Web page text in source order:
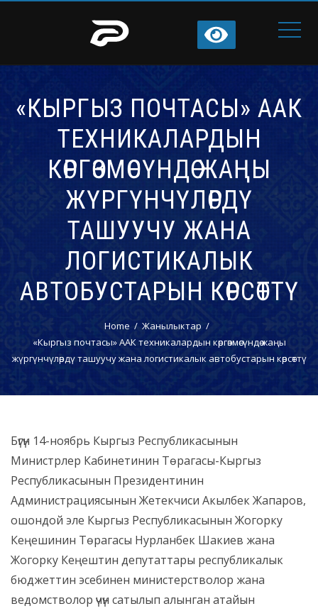
«КЫРГЫЗ ПОЧТАСЫ» ААК
ТЕХНИКАЛАРДЫН
КӨРГӨЗМӨСҮНДӨ ЖАҢЫ
ЖҮРГҮНЧҮЛӨРДҮ
ТАШУУЧУ ЖАНА
ЛОГИСТИКАЛЫК
АВТОБУСТАРЫН КӨРСӨТТҮ
Home
Жанылыктар
«Кыргыз почтасы» ААК техникалардын көргөзмөсүндө жаңы
жүргүнчүлөрдү ташуучу жана логистикалык автобустарын көрсөттү
Бүгүн 14-ноябрь Кыргыз Республикасынын
Министрлер Кабинетинин Төрагасы-Кыргыз
Республикасынын Президентинин
Администрациясынын Жетекчиси Акылбек Жапаров,
ошондой эле Кыргыз Республикасынын Жогорку
Кеңешинин Төрагасы Нурланбек Шакиев жана
Жогорку Кеңештин депутаттары республикалык
бюджеттин эсебинен министерстволор жана
ведомстволор үчүн сатылып алынган атайын